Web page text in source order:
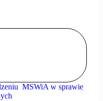
MSWiA w sprawie